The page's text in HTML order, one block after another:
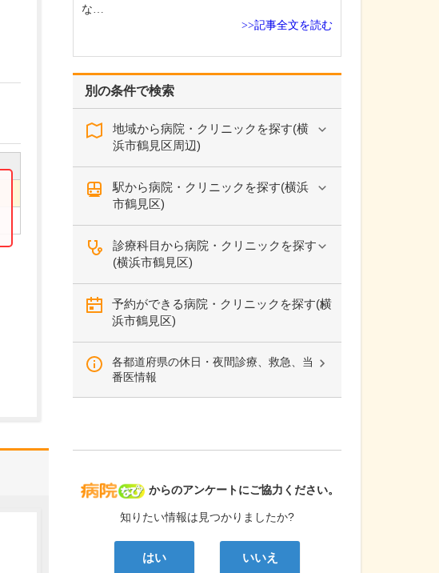
別の条件で検索
地域から病院・クリニックを探す(横
浜市鶴見区周辺)
駅から病院・クリニックを探す(横浜
市鶴見区)
診療科目から病院・クリニックを探す
(横浜市鶴見区)
予約ができる病院・クリニックを探す(横
浜市鶴見区)
各都道府県の休日・夜間診療、救急、当
番医情報
病院なび
からのアンケートにご協力ください。
知りたい情報は見つかりましたか?
はい いいえ
な…
>>記事全文を読む